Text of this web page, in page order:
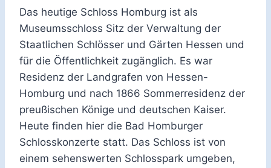
Das heutige Schloss Homburg ist als
Museumsschloss Sitz der Verwaltung der
Staatlichen Schlösser und Gärten Hessen und
für die Öffentlichkeit zugänglich. Es war
Residenz der Landgrafen von Hessen-
Homburg und nach 1866 Sommerresidenz der
preußischen Könige und deutschen Kaiser.
Heute finden hier die Bad Homburger
Schlosskonzerte statt. Das Schloss ist von
einem sehenswerten Schlosspark umgeben,